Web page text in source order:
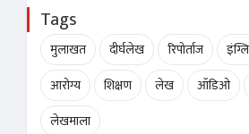
Tags
मुलाखत दीर्घलेख रिपोर्ताज
आरोग्य
शिक्षण लेख ऑडिओ
लेखमाला